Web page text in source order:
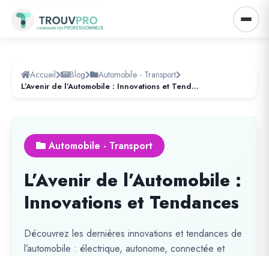
Accueil Blog Automobile - Transport
L’Avenir de l’Automobile : Innovations et Tendances
Automobile - Transport
L’Avenir de l’Automobile :
Innovations et Tendances
Découvrez les dernières innovations et tendances de
l’automobile : électrique, autonome, connectée et